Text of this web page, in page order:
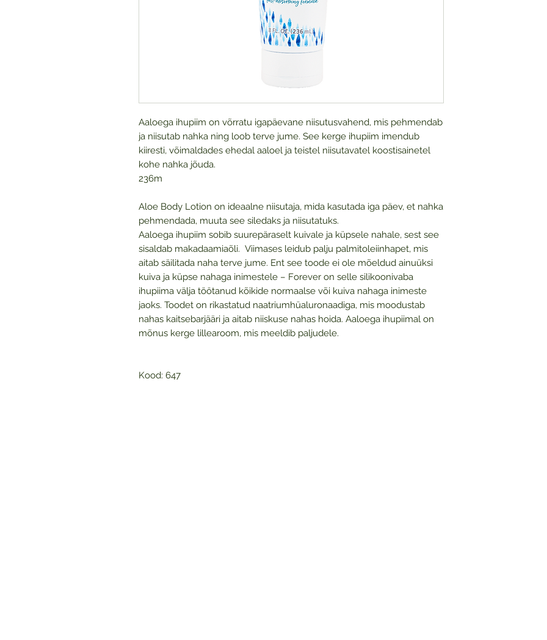
Aaloega ihupiim on võrratu igapäevane niisutusvahend, mis pehmendab
ja niisutab nahka ning loob terve jume. See kerge ihupiim imendub
kiiresti, võimaldades ehedal aaloel ja teistel niisutavatel koostisainetel
kohe nahka jõuda.
236m
Aloe Body Lotion on ideaalne niisutaja, mida kasutada iga päev, et nahka
pehmendada, muuta see siledaks ja niisutatuks.
Aaloega ihupiim sobib suurepäraselt kuivale ja küpsele nahale, sest see
sisaldab makadaamiaõli. Viimases leidub palju palmitoleiinhapet, mis
aitab säilitada naha terve jume. Ent see toode ei ole mõeldud ainuüksi
kuiva ja küpse nahaga inimestele – Forever on selle silikoonivaba
ihupiima välja töötanud kõikide normaalse või kuiva nahaga inimeste
jaoks. Toodet on rikastatud naatriumhüaluronaadiga, mis moodustab
nahas kaitsebarjääri ja aitab niiskuse nahas hoida. Aaloega ihupiimal on
mõnus kerge lillearoom, mis meeldib paljudele.
Kood: 647